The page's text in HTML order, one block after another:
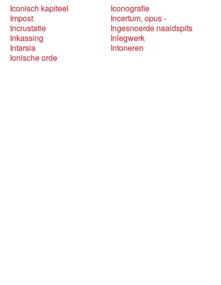
Iconisch kapiteel
Iconografie
Impost
Incertum, opus -
Incrustatie
Ingesnoerde naaldspits
Inkassing
Inlegwerk
Intarsia
Intoneren
Ionische orde